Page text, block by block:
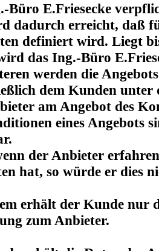
Büro E.Friesecke
dadurch erreicht, daß
definiert wird. Liegt
das Ing.-Büro
werden die
dem Kunden unter
am Angebot des
eines Angebots
der Anbieter
hat, so würde er dies
erhält der Kunde nur
zum Anbieter.